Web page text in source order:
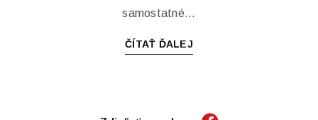
samostatné...
ČÍTAŤ ĎALEJ